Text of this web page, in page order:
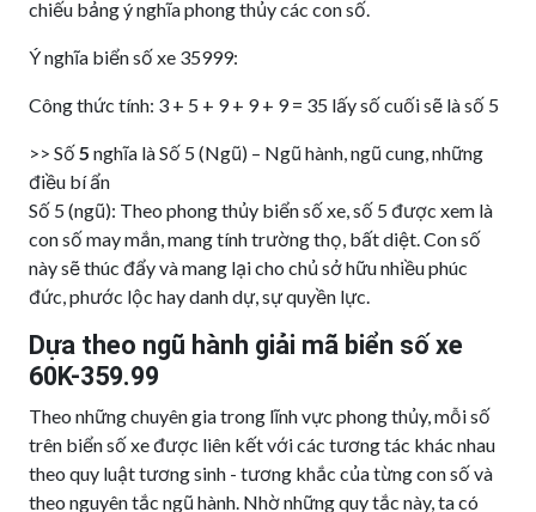
chiếu bảng ý nghĩa phong thủy các con số.
Ý nghĩa biển số xe 35999:
Công thức tính: 3 + 5 + 9 + 9 + 9 = 35 lấy số cuối sẽ là số 5
>> Số5 nghĩa là Số 5 (Ngũ) – Ngũ hành, ngũ cung, những
điều bí ẩn
Số 5 (ngũ): Theo phong thủy biển số xe, số 5 được xem là
con số may mắn, mang tính trường thọ, bất diệt. Con số
này sẽ thúc đẩy và mang lại cho chủ sở hữu nhiều phúc
đức, phước lộc hay danh dự, sự quyền lực.
Dựa theo ngũ hành giải mã biển số xe
60K-359.99
Theo những chuyên gia trong lĩnh vực phong thủy, mỗi số
trên biển số xe được liên kết với các tương tác khác nhau
theo quy luật tương sinh - tương khắc của từng con số và
theo nguyên tắc ngũ hành. Nhờ những quy tắc này, ta có